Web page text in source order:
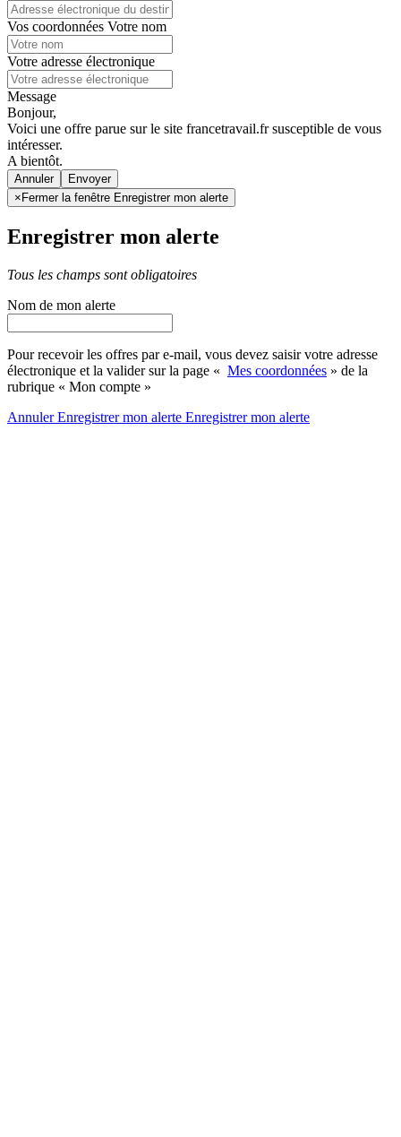
Vos coordonnées Votre nom
Votre adresse électronique
Message
Bonjour,
Voici une offre parue sur le site francetravail.fr susceptible de vous
intéresser.
A bientôt.
Annuler
× Fermer la fenêtre Enregistrer mon alerte
Enregistrer mon alerte
Tous les champs sont obligatoires
Nom de mon alerte
Pour recevoir les offres par e-mail, vous devez saisir votre adresse
électronique et la valider sur la page « Mes coordonnées » de la
rubrique « Mon compte »
AnnulerEnregistrer mon alerte Enregistrermon alerte